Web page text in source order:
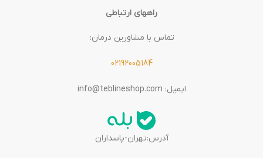
راههای ارتباطی
تماس با مشاورین درمان:
02192005184
ایمیل: info@teblineshop.com
آدرس:تهران-پاسداران